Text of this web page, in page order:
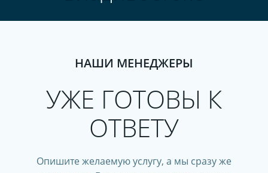
НАШИ МЕНЕДЖЕРЫ
УЖЕ ГОТОВЫ К
ОТВЕТУ
Опишите желаемую услугу, а мы сразу же